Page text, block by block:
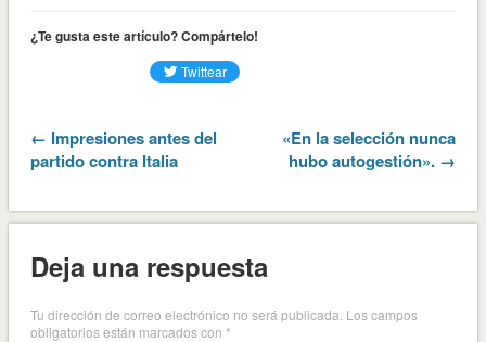
¿Te gusta este artículo? Compártelo!
← Impresiones antes del
partido contra Italia
«En la selección nunca
hubo autogestión». →
Deja una respuesta
Tu dirección de correo electrónico no será publicada. Los campos
obligatorios están marcados con *